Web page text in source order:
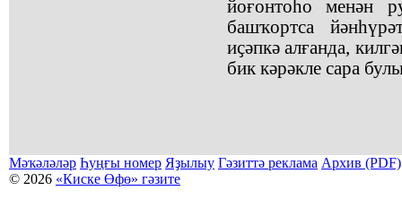
йоғонтоһо менән
башҡортса
иҫәпкә алғанда,
бик кәрәкле сара
Мәҡәләләр Һуңғы номер Яҙылыу Гәзиттә реклама Архив (PDF)
© 2026 «Киске Өфө» гәзите